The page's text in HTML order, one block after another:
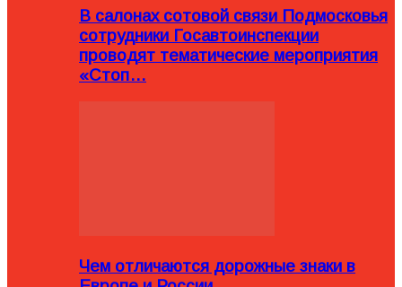
В салонах сотовой связи Подмосковья
сотрудники Госавтоинспекции
проводят тематические мероприятия
«Стоп…
Чем отличаются дорожные знаки в